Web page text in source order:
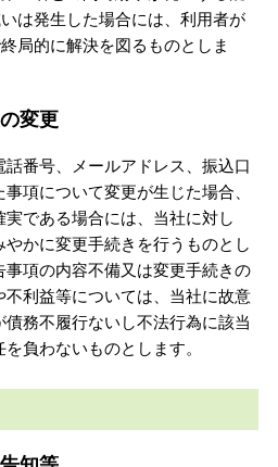
は発生した場合には、利用者が
局的に解決を図るものとしま
変更
番号、メールアドレス、振込口
項について変更が生じた場合、
である場合には、当社に対し
かに変更手続きを行うものとし
事項の内容不備又は変更手続きの
利益等については、当社に故意
務不履行ないし不法行為に該当
負わないものとします。